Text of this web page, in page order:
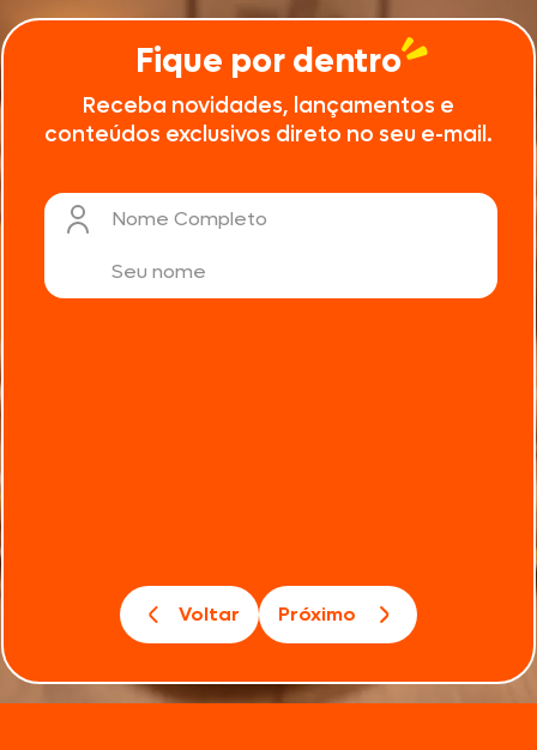
Fique por dentro
Receba novidades, lançamentos e
conteúdos exclusivos direto no seu e-mail.
Nome Completo
Voltar Próximo